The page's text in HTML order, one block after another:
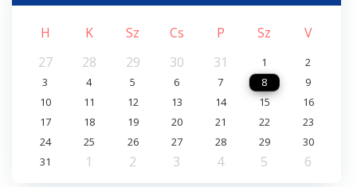
H K Sz Cs P Sz
V
27
28 29 30 31 1
2
3
4 5 6 7 8
9
10
11 12 13 14 15
16
17
18 19 20 21 22
23
24
25 26 27 28 29
30
31
1 2 3 4 5 6